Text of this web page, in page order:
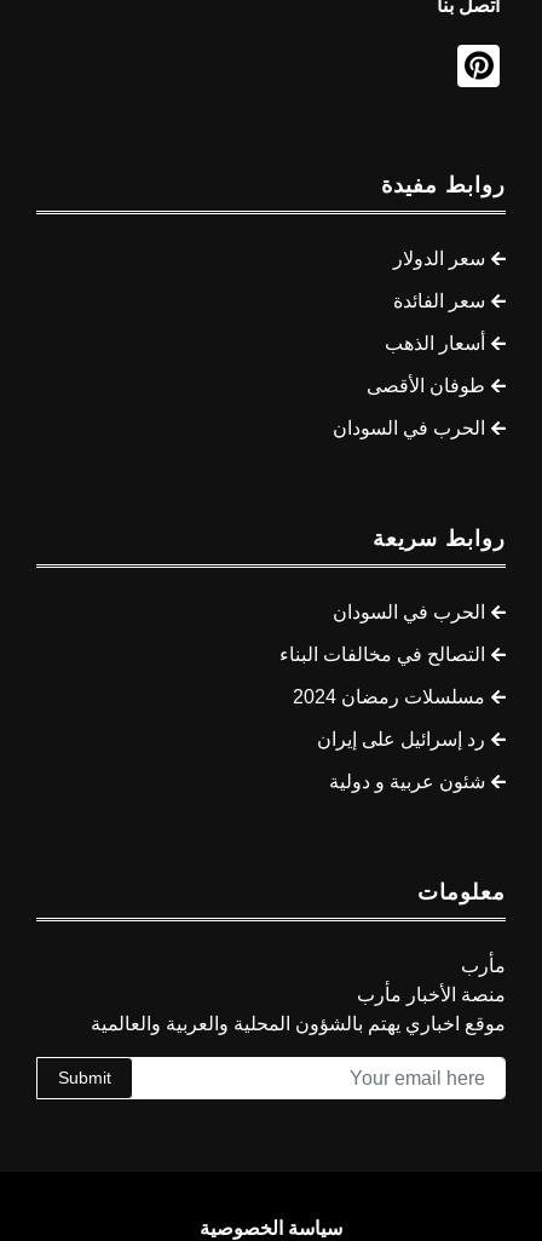
اتصل بنا
روابط مفيدة
سعر الدولار
سعر الفائدة
أسعار الذهب
طوفان الأقصى
الحرب في السودان
روابط سريعة
الحرب في السودان
التصالح في مخالفات البناء
مسلسلات رمضان 2024
رد إسرائيل على إيران
شئون عربية و دولية
معلومات
مأرب
منصة الأخبار مأرب
موقع اخباري يهتم بالشؤون المحلية والعربية والعالمية
Submit
سياسة الخصوصية